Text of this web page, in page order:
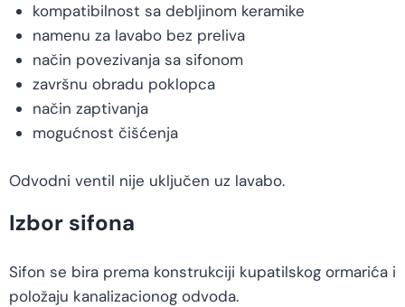
kompatibilnost sa debljinom keramike
namenu za lavabo bez preliva
način povezivanja sa sifonom
završnu obradu poklopca
način zaptivanja
mogućnost čišćenja
Odvodni ventil nije uključen uz lavabo.
Izbor sifona
Sifon se bira prema konstrukciji kupatilskog ormarića i
položaju kanalizacionog odvoda.